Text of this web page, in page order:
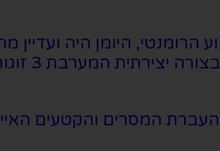
הרומנטי, היומן היה
לקח את
המסרים והקטעים